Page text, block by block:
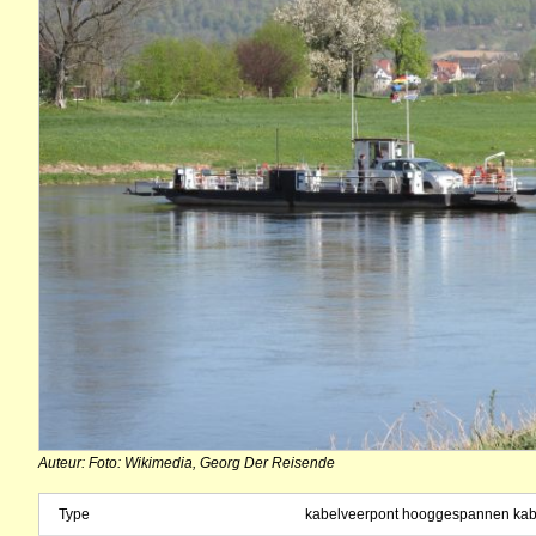
Auteur: Foto: Wikimedia, Georg Der Reisende
Type kabelveerpont hooggespannen